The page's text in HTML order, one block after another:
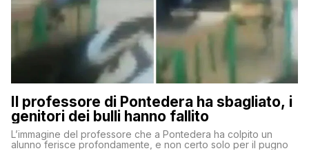
Il professore di Pontedera ha sbagliato, i
genitori dei bulli hanno fallito
L’immagine del professore che a Pontedera ha colpito un
alunno ferisce profondamente, e non certo solo per il pugno